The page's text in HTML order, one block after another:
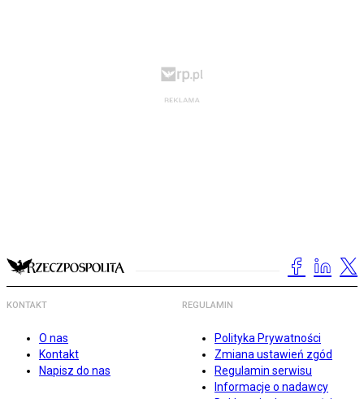
KONTAKT
O nas
Kontakt
Napisz do nas
REGULAMIN
Polityka Prywatności
Zmiana ustawień zgód
Regulamin serwisu
Informacje o nadawcy